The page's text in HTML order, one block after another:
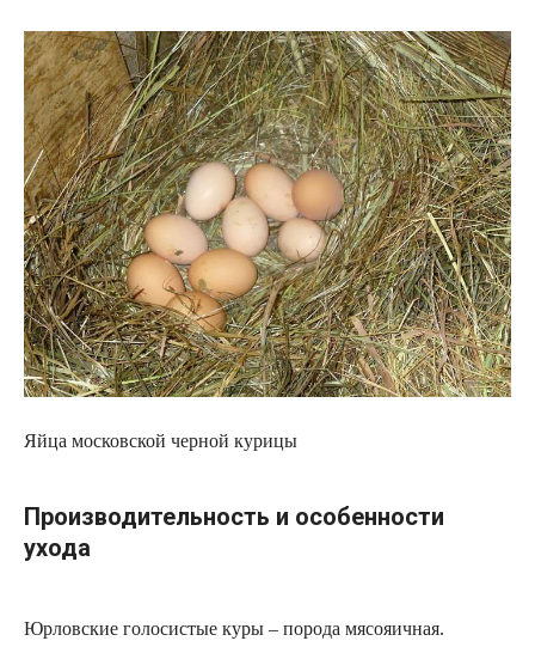
Яйца московской черной курицы
Производительность и особенности
ухода
Юрловские голосистые куры – порода мясояичная.